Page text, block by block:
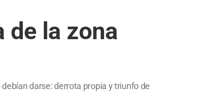
de la zona
darse: derrota propia y triunfo de